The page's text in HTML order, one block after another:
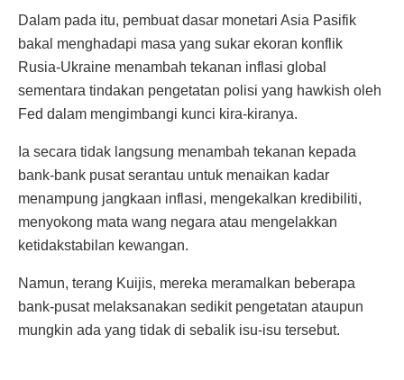
Dalam pada itu, pembuat dasar monetari Asia Pasifik
bakal menghadapi masa yang sukar ekoran konflik
Rusia-Ukraine menambah tekanan inflasi global
sementara tindakan pengetatan polisi yang hawkish oleh
Fed dalam mengimbangi kunci kira-kiranya.
Ia secara tidak langsung menambah tekanan kepada
bank-bank pusat serantau untuk menaikan kadar
menampung jangkaan inflasi, mengekalkan kredibiliti,
menyokong mata wang negara atau mengelakkan
ketidakstabilan kewangan.
Namun, terang Kuijis, mereka meramalkan beberapa
bank-pusat melaksanakan sedikit pengetatan ataupun
mungkin ada yang tidak di sebalik isu-isu tersebut.